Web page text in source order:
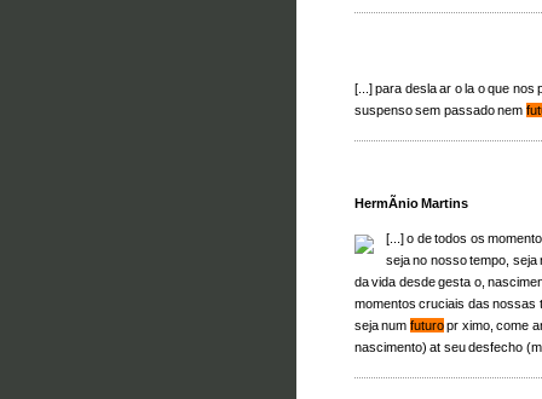
[...] para desla ar o la o que nos
suspenso sem passado nem
HermÃ­nio Martins
[...] o de todos os
seja no nosso tempo, seja
da vida desde gesta o,
momentos cruciais das nossas
seja num futuropr ximo, come
nascimento) at seu desfecho